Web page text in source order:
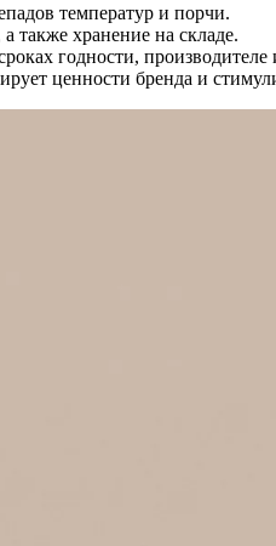
температур и порчи.
также хранение на складе.
годности,
ценности бренда и